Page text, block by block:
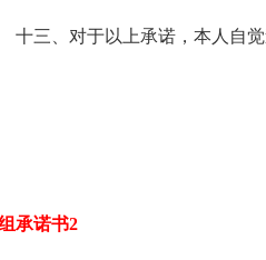
十三、对于以上承诺，本人自
承诺书2